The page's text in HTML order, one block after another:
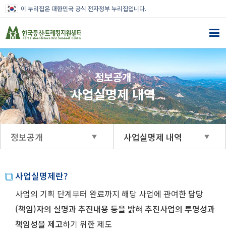
이 누리집은 대한민국 공식 전자정부 누리집입니다.
정보공개
사업실명제 내역
정보공개 사업실명제 내역
사업실명제란?
사업의 기획 단계부터 완료까지 해당 사업에 관여한 담당
(책임)자의 실명과 추진내용 등을 밝혀 추진사업의 투명성과
책임성을 제고하기 위한 제도